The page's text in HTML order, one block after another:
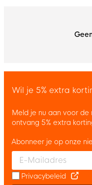
Wil je 5% extra
Meld je nu aan voor de
ontvang 5% extra
Enter your email and
Abonneer je op onze
Privacybeleid